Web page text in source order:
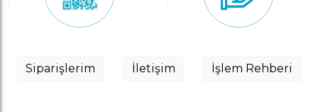
Siparişlerim İletişim İşlem Rehberi